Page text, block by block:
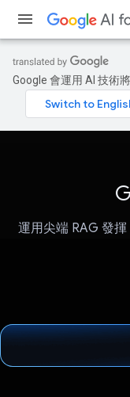
Google 會運用 AI 技術
運用尖端 RAG 發